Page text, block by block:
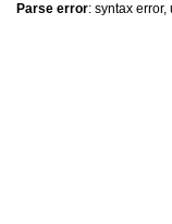
Parse error: syntax